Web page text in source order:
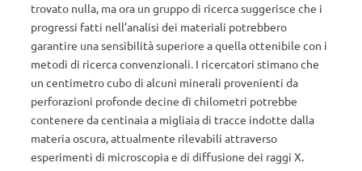
trovato nulla, ma ora un gruppo di ricerca suggerisce che i
progressi fatti nell’analisi dei materiali potrebbero
garantire una sensibilità superiore a quella ottenibile con i
metodi di ricerca convenzionali. I ricercatori stimano che
un centimetro cubo di alcuni minerali provenienti da
perforazioni profonde decine di chilometri potrebbe
contenere da centinaia a migliaia di tracce indotte dalla
materia oscura, attualmente rilevabili attraverso
esperimenti di microscopia e di diffusione dei raggi X.